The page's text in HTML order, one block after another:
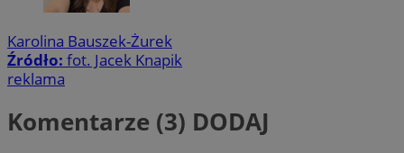
Karolina Bauszek-Żurek
Źródło: fot. Jacek Knapik
reklama
Komentarze (3) DODAJ